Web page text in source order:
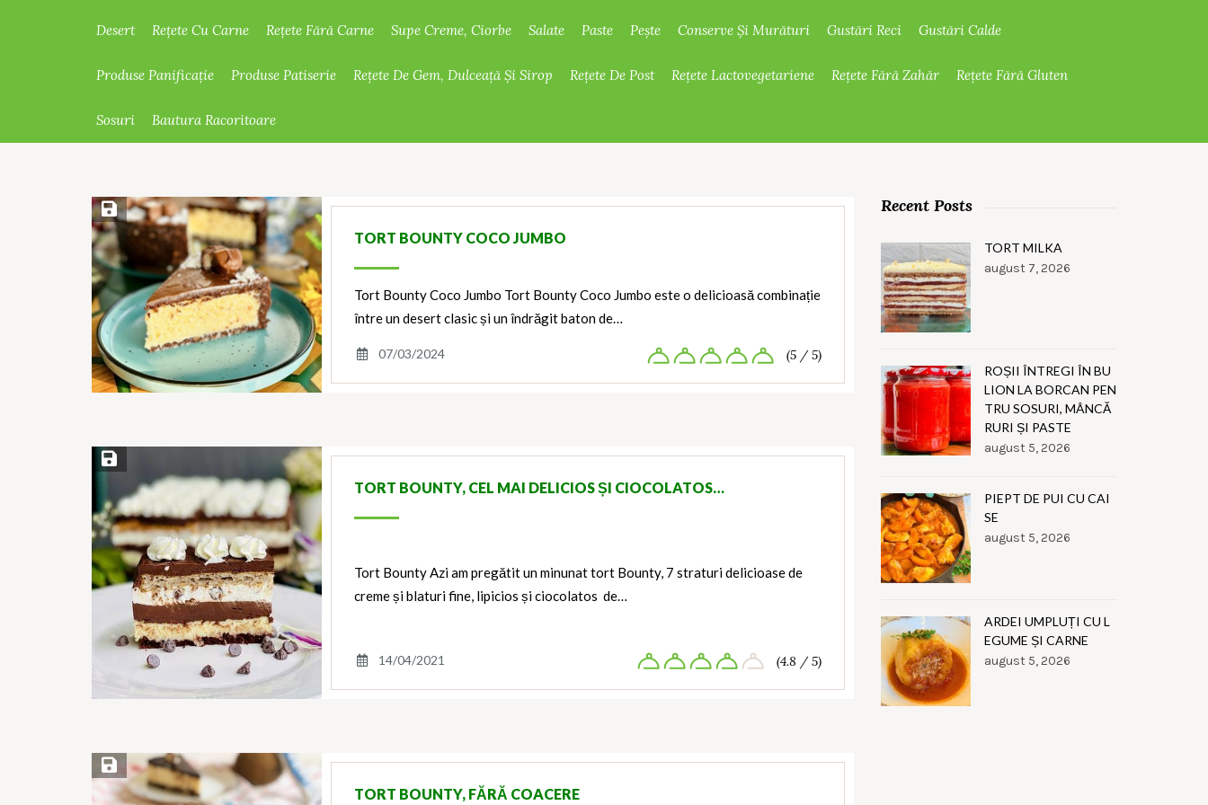
Desert Rețete Cu Carne Rețete Fără Carne Supe Creme, Ciorbe Salate Paste Pește Conserve Și Murături Gustări Reci Gustări Calde
Produse Panificație Produse Patiserie Rețete De Gem, Dulceață Și Sirop Rețete De Post Rețete Lactovegetariene Rețete Fără Zahăr Rețete Fără Gluten
Sosuri Bautura Racoritoare
Save Recipe
TORT BOUNTY COCO JUMBO
Tort Bounty Coco Jumbo Tort Bounty Coco Jumbo este o delicioasă combinație
între un desert clasic și un îndrăgit baton de…
07/03/2024 (5 / 5)
Save Recipe
TORT BOUNTY, CEL MAI DELICIOS ȘI CIOCOLATOS…
Tort Bounty Azi am pregătit un minunat tort Bounty, 7 straturi delicioase de
creme și blaturi fine, lipicios și ciocolatos de…
14/04/2021 (4.8 / 5)
Save Recipe
TORT BOUNTY, FĂRĂ COACERE
Recent Posts
TORT MILKA
august 7, 2026
ROȘII ÎNTREGI ÎN BU
LION LA BORCAN PEN
TRU SOSURI, MÂNCĂ
RURI ȘI PASTE
august 5, 2026
PIEPT DE PUI CU CAI
SE
august 5, 2026
ARDEI UMPLUȚI CU L
EGUME ȘI CARNE
august 5, 2026